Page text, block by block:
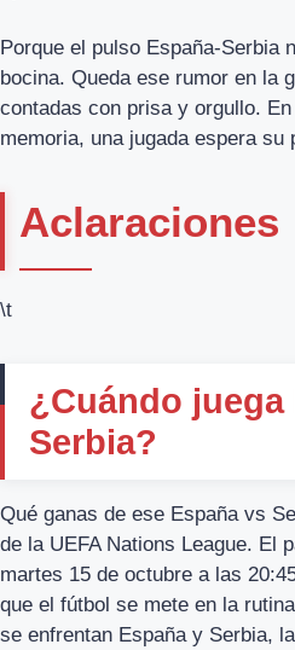
Porque el pulso España-Serbia
bocina. Queda ese rumor en la
contadas con prisa y orgullo.
memoria, una jugada espera su
Aclaraciones
\t
¿Cuándo juega
Serbia?
Qué ganas de ese España vs
de la UEFA Nations League. El
martes 15 de octubre a las
que el fútbol se mete en la
se enfrentan España y Serbia,